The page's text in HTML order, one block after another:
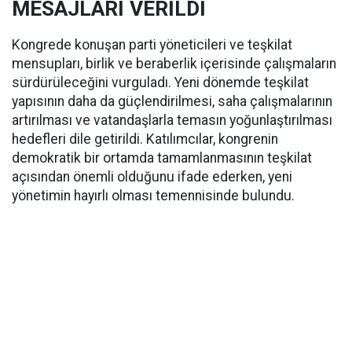
MESAJLARI VERİLDİ
Kongrede konuşan parti yöneticileri ve teşkilat
mensupları, birlik ve beraberlik içerisinde çalışmaların
sürdürüleceğini vurguladı. Yeni dönemde teşkilat
yapısının daha da güçlendirilmesi, saha çalışmalarının
artırılması ve vatandaşlarla temasın yoğunlaştırılması
hedefleri dile getirildi. Katılımcılar, kongrenin
demokratik bir ortamda tamamlanmasının teşkilat
açısından önemli olduğunu ifade ederken, yeni
yönetimin hayırlı olması temennisinde bulundu.